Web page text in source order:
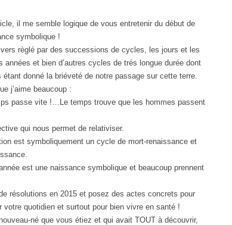
il me semble logique de vous entretenir du début de
symbolique !
règlé par des successions de cycles, les jours et les
et bien d’autres cycles de trés longue durée dont
donné la briéveté de notre passage sur cette terre.
j’aime beaucoup :
passe vite !…Le temps trouve que les hommes passent
qui nous permet de relativiser.
est symboliquement un cycle de mort-renaissance et
est une naissance symbolique et beaucoup prennent
résolutions en 2015 et posez des actes concrets pour
votre quotidien et surtout pour bien vivre en santé !
né que vous étiez et qui avait TOUT à découvrir,